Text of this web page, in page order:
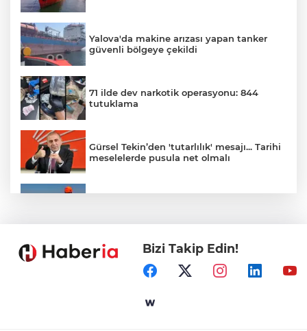
Yalova'da makine arızası yapan tanker
güvenli bölgeye çekildi
71 ilde dev narkotik operasyonu: 844
tutuklama
Gürsel Tekin’den 'tutarlılık' mesajı... Tarihi
meselelerde pusula net olmalı
Samsun’da Alaçam'a yeni yaşam alanı
Yapay zekada onlarca uygulamanın
Bizi Takip Edin!